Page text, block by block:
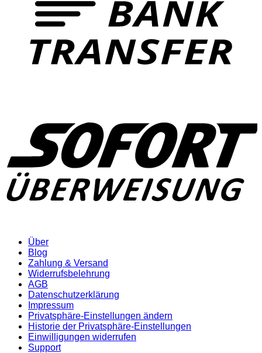
Über
Blog
Zahlung & Versand
Widerrufsbelehrung
AGB
Datenschutzerklärung
Impressum
Privatsphäre-Einstellungen ändern
Historie der Privatsphäre-Einstellungen
Einwilligungen widerrufen
Support